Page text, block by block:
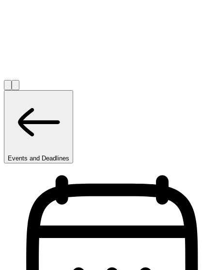
Events and Deadlines